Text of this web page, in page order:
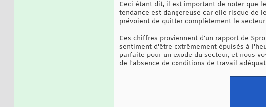
Ceci étant dit, il est important de noter que
tendance est dangereuse car elle risque de
prévoient de quitter complètement le
Ces chiffres proviennent d'un rapport de
sentiment d'être extrêmement épuisés à
parfaite pour un exode du secteur, et nous
de l'absence de conditions de travail